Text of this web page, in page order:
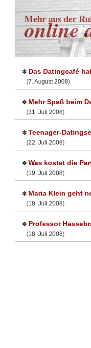
Mehr aus der
online
✽ Das Datingcafé
(7. August 2008)
✽ Mehr Spaß beim
(31. Juli 2008)
✽ Teenager-
(22. Juli 2008)
✽ Was kostet die
(19. Juli 2008)
✽ Maria Klein geht
(18. Juli 2008)
✽ Professor
(18. Juli 2008)